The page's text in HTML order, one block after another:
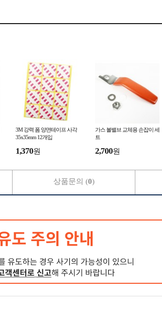
3M 강력 폼 양면테이프 사각
35x35mm 12개입
1,370원
가스 볼밸브 교체용 손잡이 세
트
2,700원
상품문의 (0)